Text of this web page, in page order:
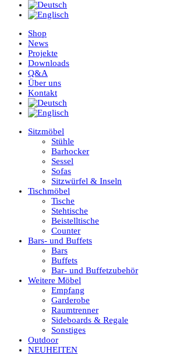
Shop
News
Projekte
Downloads
Q&A
Über uns
Kontakt
Sitzmöbel
Stühle
Barhocker
Sessel
Sofas
Sitzwürfel & Inseln
Tischmöbel
Tische
Stehtische
Beistelltische
Counter
Bars- und Buffets
Bars
Buffets
Bar- und Buffetzubehör
Weitere Möbel
Empfang
Garderobe
Raumtrenner
Sideboards & Regale
Sonstiges
Outdoor
NEUHEITEN